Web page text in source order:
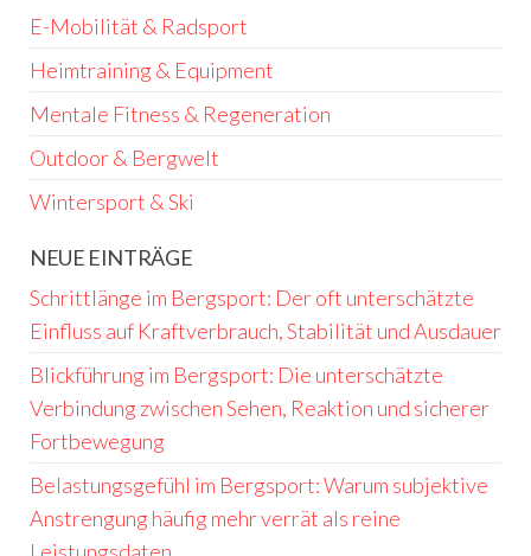
E-Mobilität & Radsport
Heimtraining & Equipment
Mentale Fitness & Regeneration
Outdoor & Bergwelt
Wintersport & Ski
NEUE EINTRÄGE
Schrittlänge im Bergsport: Der oft unterschätzte
Einfluss auf Kraftverbrauch, Stabilität und Ausdauer
Blickführung im Bergsport: Die unterschätzte
Verbindung zwischen Sehen, Reaktion und sicherer
Fortbewegung
Belastungsgefühl im Bergsport: Warum subjektive
Anstrengung häufig mehr verrät als reine
Leistungsdaten